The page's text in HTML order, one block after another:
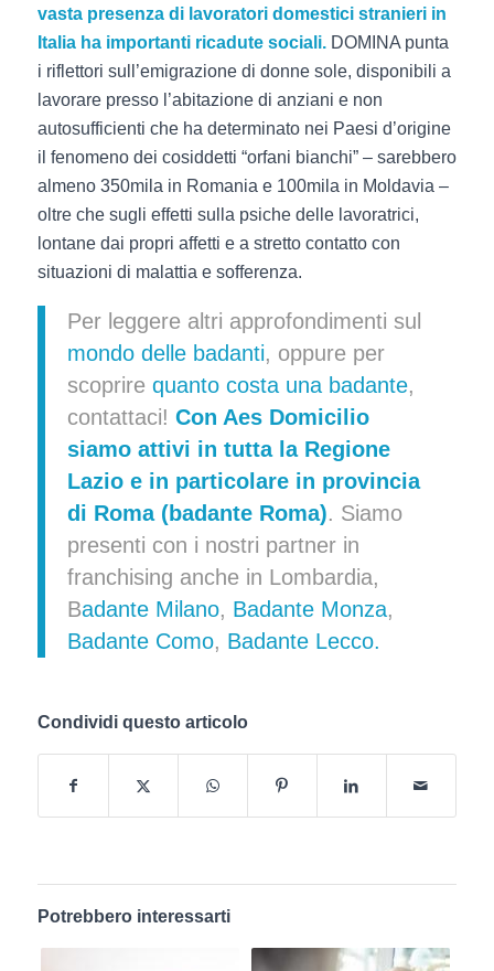
vasta presenza di lavoratori domestici stranieri in
Italia ha importanti ricadute sociali.DOMINA punta
i riflettori sull’emigrazione di donne sole, disponibili a
lavorare presso l’abitazione di anziani e non
autosufficienti che ha determinato nei Paesi d’origine
il fenomeno dei cosiddetti “orfani bianchi” – sarebbero
almeno 350mila in Romania e 100mila in Moldavia –
oltre che sugli effetti sulla psiche delle lavoratrici,
lontane dai propri affetti e a stretto contatto con
situazioni di malattia e sofferenza.
Per leggere altri approfondimenti sul
mondo delle badanti, oppure per
scoprire quanto costa una badante,
contattaci! Con Aes Domicilio
siamo attivi in tutta la Regione
Lazio e in particolare in provincia
di Roma (badante Roma). Siamo
presenti con i nostri partner in
franchising anche in Lombardia,
Badante Milano, Badante Monza,
Badante Como, Badante Lecco.
Condividi questo articolo
Potrebbero interessarti